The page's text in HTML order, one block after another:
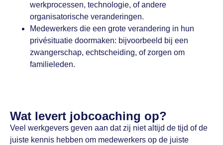
werkprocessen, technologie, of andere
organisatorische veranderingen.
Medewerkers die een grote verandering in hun
privésituatie doormaken: bijvoorbeeld bij een
zwangerschap, echtscheiding, of zorgen om
familieleden.
Wat levert jobcoaching op?
Veel werkgevers geven aan dat zij niet altijd de tijd of de
juiste kennis hebben om medewerkers op de juiste